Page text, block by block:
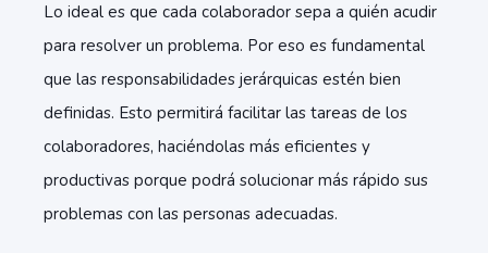
Lo ideal es que cada colaborador sepa a quién acudir
para resolver un problema. Por eso es fundamental
que las responsabilidades jerárquicas estén bien
definidas. Esto permitirá facilitar las tareas de los
colaboradores, haciéndolas más eficientes y
productivas porque podrá solucionar más rápido sus
problemas con las personas adecuadas.